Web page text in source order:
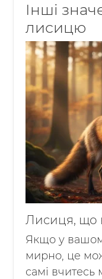
Інші
лисицю
Лисиця, що
Якщо у
мирно, це
самі